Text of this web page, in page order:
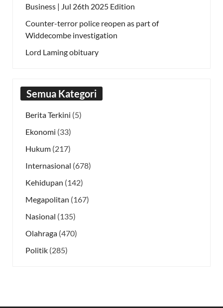
Business | Jul 26th 2025 Edition
Counter-terror police reopen as part of
Widdecombe investigation
Lord Laming obituary
Semua Kategori
Berita Terkini (5)
Ekonomi (33)
Hukum (217)
Internasional (678)
Kehidupan (142)
Megapolitan (167)
Nasional (135)
Olahraga (470)
Politik (285)